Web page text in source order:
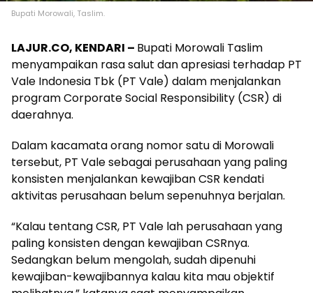
Bupati Morowali, Taslim.
LAJUR.CO, KENDARI – Bupati Morowali Taslim
menyampaikan rasa salut dan apresiasi terhadap PT
Vale Indonesia Tbk (PT Vale) dalam menjalankan
program Corporate Social Responsibility (CSR) di
daerahnya.
Dalam kacamata orang nomor satu di Morowali
tersebut, PT Vale sebagai perusahaan yang paling
konsisten menjalankan kewajiban CSR kendati
aktivitas perusahaan belum sepenuhnya berjalan.
“Kalau tentang CSR, PT Vale lah perusahaan yang
paling konsisten dengan kewajiban CSRnya.
Sedangkan belum mengolah, sudah dipenuhi
kewajiban-kewajibannya kalau kita mau objektif